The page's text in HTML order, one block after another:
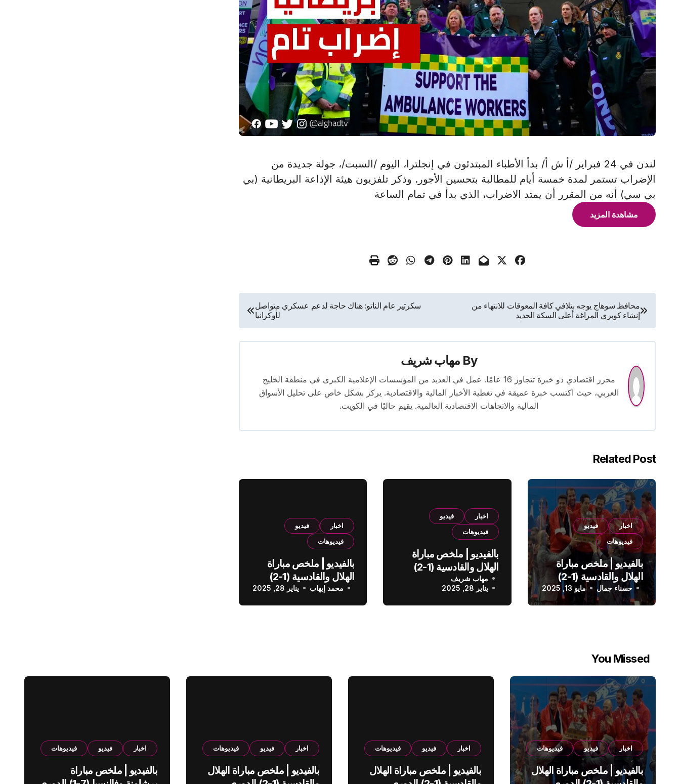
لندن في 24 فبراير /أ ش أ/ بدأ الأطباء المبتدئون في إنجلترا، اليوم /السبت/، جولة جديدة من
الإضراب تستمر لمدة خمسة أيام للمطالبة بتحسين الأجور. وذكر تلفزيون هيئة الإذاعة البريطانية (بي
بي سي) أنه من المقرر أن يمتد الاضراب، الذي بدأ في تمام الساعة
مشاهدة المزيد
تصفّح
المقالات
محافظ سوهاج يوجه بتلافي كافة المعوقات للانتهاء من
إنشاء كوبري المراغة أعلى السكة الحديد
سكرتير عام الناتو: هناك حاجة لدعم عسكري متواصل
لأوكرانيا
By مهاب شريف
محرر اقتصادي ذو خبرة تتجاوز 16 عامًا. عمل في العديد من المؤسسات الإعلامية الكبرى في منطقة الخليج
العربي، حيث اكتسب خبرة عميقة في تغطية الأخبار المالية والاقتصادية. يركز بشكل خاص على تحليل الأسواق
المالية والاتجاهات الاقتصادية العالمية. يقيم حاليًا في الكويت.
Related Post
اخبار
فيديو
فيديوهات
بالفيديو | ملخص مباراة
الهلال والقادسية (1-2)
الدوري السعودي
حسناء جمال مايو 13, 2025
اخبار
فيديو
فيديوهات
بالفيديو | ملخص مباراة
الهلال والقادسية (1-2)
الدوري السعودي
مهاب شريف
يناير 28, 2025
اخبار
فيديو
فيديوهات
بالفيديو | ملخص مباراة
الهلال والقادسية (1-2)
الدوري السعودي
محمد إيهاب يناير 28, 2025
You Missed
اخبار فيديو فيديوهات
بالفيديو | ملخص مباراة الهلال
اخبار فيديو فيديوهات
بالفيديو | ملخص مباراة الهلال
اخبار فيديو فيديوهات
بالفيديو | ملخص مباراة الهلال
اخبار فيديو فيديوهات
بالفيديو | ملخص مباراة